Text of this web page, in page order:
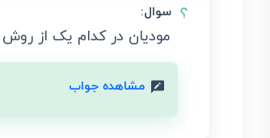
سوال:
مودیان در کدام یک از روش‌
مشاهده جواب